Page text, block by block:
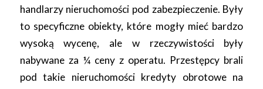
handlarzy nieruchomości pod zabezpieczenie. Były
to specyficzne obiekty, które mogły mieć bardzo
wysoką wycenę, ale w rzeczywistości były
nabywane za ¼ ceny z operatu. Przestępcy brali
pod takie nieruchomości kredyty obrotowe na